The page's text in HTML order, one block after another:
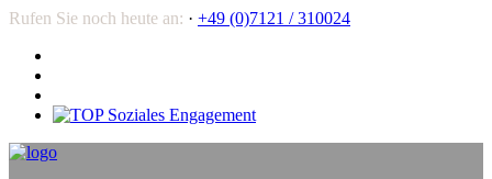
Rufen Sie noch heute an: · +49 (0)7121 / 310024